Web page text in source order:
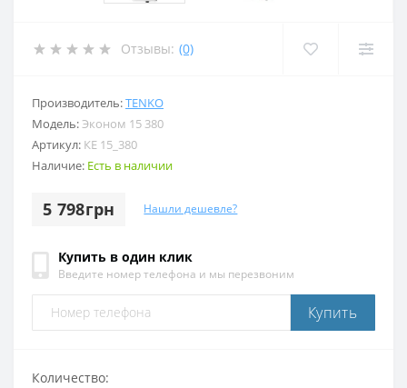
Отзывы: (0)
Производитель:TENKO
Модель: Эконом 15 380
Артикул: КЕ 15_380
Наличие: Есть в наличии
5 798грн Нашли дешевле?
Купить в один клик
Введите номер телефона и мы перезвоним
Купить
Количество: